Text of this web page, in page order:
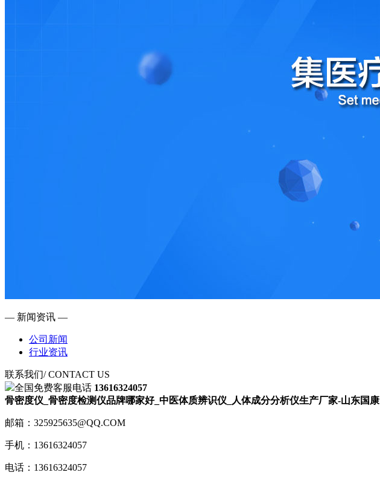
— 新闻资讯 —
公司新闻
行业资讯
联系我们/ CONTACT US
全国免费客服电话 13616324057
骨密度仪_骨密度检测仪品牌哪家好_中医体质辨识仪_人体成分分析仪生产厂家-山东国康
邮箱：325925635@QQ.COM
手机：13616324057
电话：13616324057